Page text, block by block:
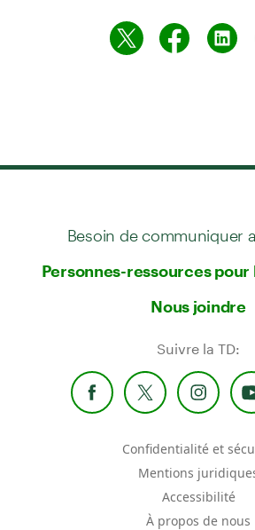
Besoin de communiquer
Personnes-ressources pour
Nous joindre
Suivre la TD:
Confidentialité et
Mentions
Accessibilité
À propos de nous